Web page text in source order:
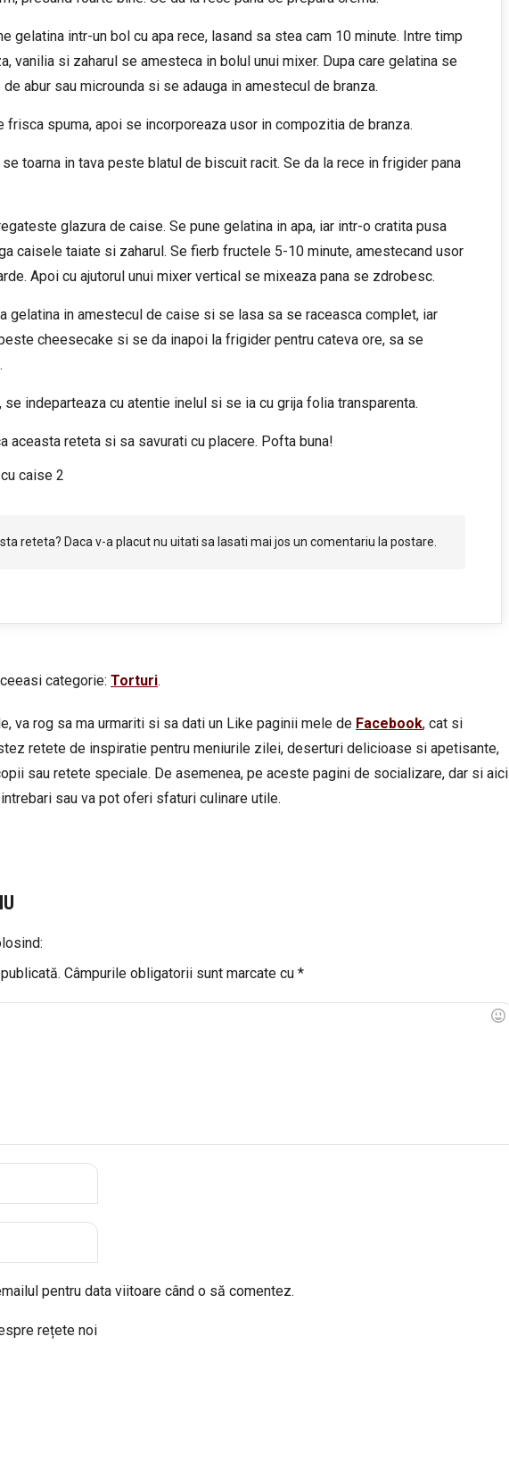
gelatina intr-un bol cu apa rece, lasand sa stea cam 10 minute. Intre timp
vanilia si zaharul se amesteca in bolul unui mixer. Dupa care gelatina se
abur sau microunda si se adauga in amestecul de branza.
frisca spuma, apoi se incorporeaza usor in compozitia de branza.
toarna in tava peste blatul de biscuit racit. Se da la rece in frigider pana
glazura de caise. Se pune gelatina in apa, iar intr-o cratita pusa
caisele taiate si zaharul. Se fierb fructele 5-10 minute, amestecand usor
Apoi cu ajutorul unui mixer vertical se mixeaza pana se zdrobesc.
gelatina in amestecul de caise si se lasa sa se raceasca complet, iar
cheesecake si se da inapoi la frigider pentru cateva ore, sa se
se indeparteaza cu atentie inelul si se ia cu grija folia transparenta.
aceasta reteta si sa savurati cu placere. Pofta buna!
reteta? Daca v-a placut nu uitati sa lasati mai jos un comentariu la postare.
categorie: Torturi.
va rog sa ma urmariti si sa dati un Like paginii mele de Facebook, cat si
retete de inspiratie pentru meniurile zilei, deserturi delicioase si apetisante,
sau retete speciale. De asemenea, pe aceste pagini de socializare, dar si aici
sau va pot oferi sfaturi culinare utile.
Câmpurile obligatorii sunt marcate cu *
pentru data viitoare când o să comentez.
rețete noi